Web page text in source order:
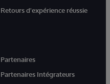
Retours d'expérience réussie
Partenaires
Partenaires Intégrateurs